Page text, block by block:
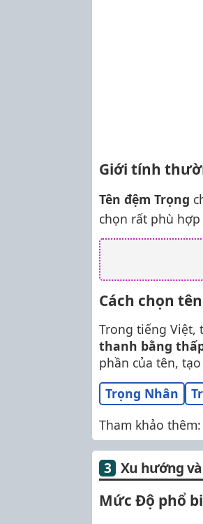
Giới tính
Tên đệm Trọng
chọn rất phù
Cách chọn
Trong tiếng Việt,
thanh bằng
phần của tên,
Trọng Nhân
Tham khảo thêm:
Xu hướng
Mức Độ phổ